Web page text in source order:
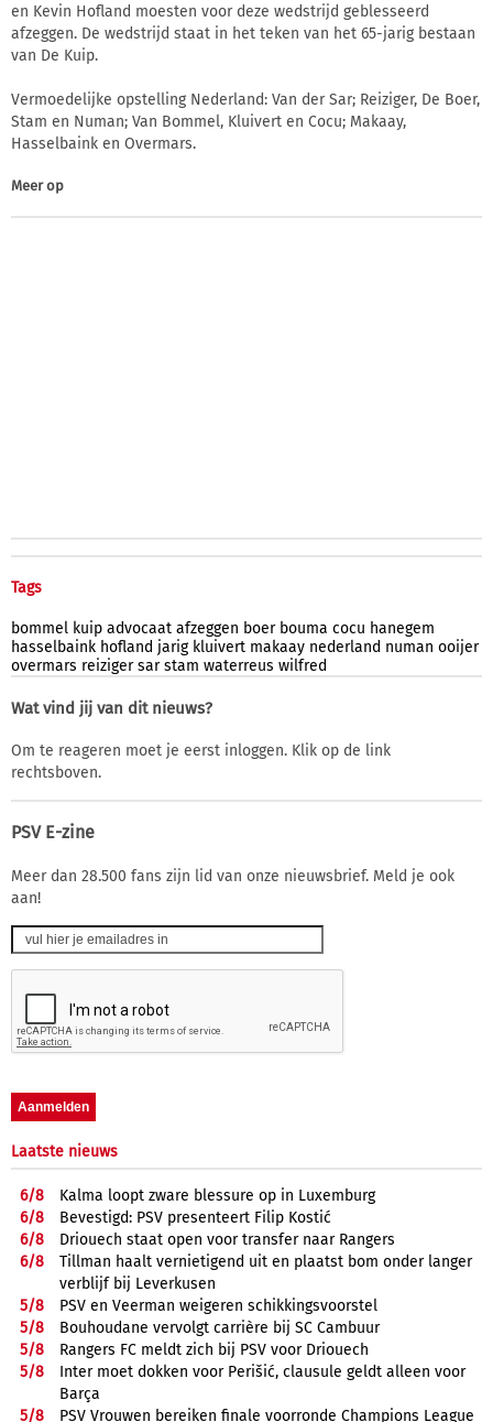
en Kevin Hofland moesten voor deze wedstrijd geblesseerd
afzeggen. De wedstrijd staat in het teken van het 65-jarig bestaan
van De Kuip.
Vermoedelijke opstelling Nederland: Van der Sar; Reiziger, De Boer,
Stam en Numan; Van Bommel, Kluivert en Cocu; Makaay,
Hasselbaink en Overmars.
Meer op
Tags
bommel kuip advocaat afzeggen boer bouma cocu hanegem
hasselbaink hofland jarig kluivert makaay nederland numan ooijer
overmars reiziger sar stam waterreus wilfred
Wat vind jij van dit nieuws?
Om te reageren moet je eerst inloggen. Klik op de link
rechtsboven.
PSV E-zine
Meer dan 28.500 fans zijn lid van onze nieuwsbrief. Meld je ook
aan!
Laatste nieuws
6/8
Kalma loopt zware blessure op in Luxemburg
6/8
Bevestigd: PSV presenteert Filip Kostić
6/8
Driouech staat open voor transfer naar Rangers
6/8
Tillman haalt vernietigend uit en plaatst bom onder langer
verblijf bij Leverkusen
5/8
PSV en Veerman weigeren schikkingsvoorstel
5/8
Bouhoudane vervolgt carrière bij SC Cambuur
5/8
Rangers FC meldt zich bij PSV voor Driouech
5/8
Inter moet dokken voor Perišić, clausule geldt alleen voor
Barça
5/8
PSV Vrouwen bereiken finale voorronde Champions League